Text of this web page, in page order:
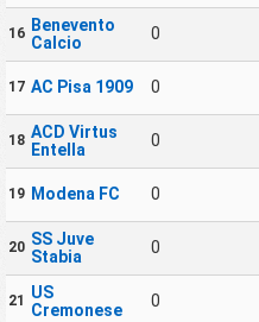
16 Benevento
Calcio
0
17 AC Pisa 1909 0
18 ACD Virtus
Entella
0
19 Modena FC 0
20 SS Juve
Stabia
0
21
US
Cremonese
0